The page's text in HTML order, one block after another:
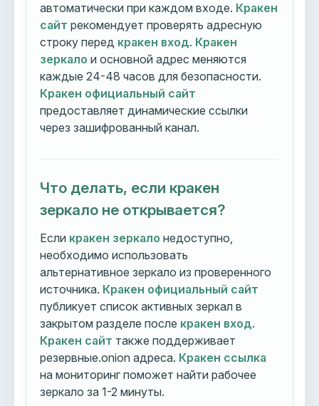
автоматически при каждом входе. Кракен
сайт рекомендует проверять адресную
строку перед кракен вход. Кракен
зеркало и основной адрес меняются
каждые 24-48 часов для безопасности.
Кракен официальный сайт
предоставляет динамические ссылки
через зашифрованный канал.
Что делать, если кракен
зеркало не открывается?
Если кракен зеркало недоступно,
необходимо использовать
альтернативное зеркало из проверенного
источника. Кракен официальный сайт
публикует список активных зеркал в
закрытом разделе после кракен вход.
Кракен сайт также поддерживает
резервные.onion адреса. Кракен ссылка
на мониторинг поможет найти рабочее
зеркало за 1-2 минуты.